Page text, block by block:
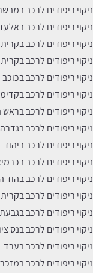
ניקוי ריפודים לרכב
ניקוי ריפודים לרכב
ניקוי ריפודים לרכב
ניקוי ריפודים לרכב
ניקוי ריפודים לרכב
ניקוי ריפודים לרכב
ניקוי ריפודים לרכב בראש
ניקוי ריפודים לרכב בגדרה
ניקוי ריפודים לרכב ביהוד
ניקוי ריפודים לרכב
ניקוי ריפודים לרכב בהוד
ניקוי ריפודים לרכב
ניקוי ריפודים לרכב
ניקוי ריפודים לרכב בנס
ניקוי ריפודים לרכב בערד
ניקוי ריפודים לרכב